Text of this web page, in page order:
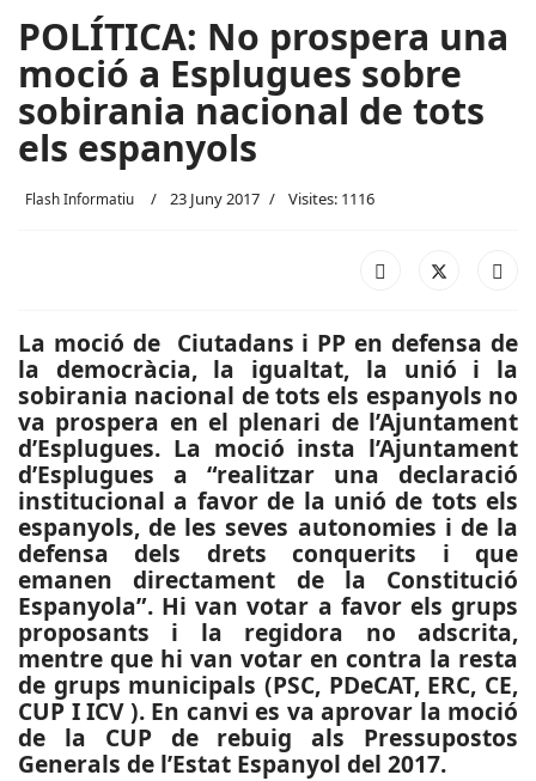
POLÍTICA: No prospera una
moció a Esplugues sobre
sobirania nacional de tots
els espanyols
Flash Informatiu 23 Juny 2017 Visites: 1116
La moció de Ciutadans i PP en defensa de
la democràcia, la igualtat, la unió i la
sobirania nacional de tots els espanyols no
va prospera en el plenari de l’Ajuntament
d’Esplugues. La moció insta l’Ajuntament
d’Esplugues a “realitzar una declaració
institucional a favor de la unió de tots els
espanyols, de les seves autonomies i de la
defensa dels drets conquerits i que
emanen directament de la Constitució
Espanyola”. Hi van votar a favor els grups
proposants i la regidora no adscrita,
mentre que hi van votar en contra la resta
de grups municipals (PSC, PDeCAT, ERC, CE,
CUP I ICV ). En canvi es va aprovar la moció
de la CUP de rebuig als Pressupostos
Generals de l’Estat Espanyol del 2017.